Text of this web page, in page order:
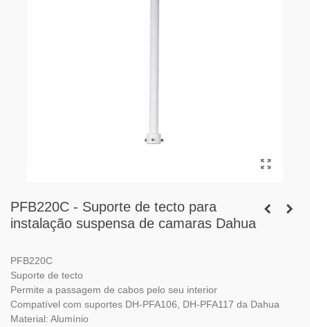
PFB220C - Suporte de tecto para
instalação suspensa de camaras Dahua
PFB220C
Suporte de tecto
Permite a passagem de cabos pelo seu interior
Compatível com suportes DH-PFA106, DH-PFA117 da Dahua
Material: Alumínio